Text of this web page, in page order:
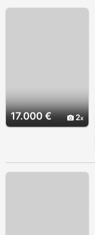
17.000 € 2